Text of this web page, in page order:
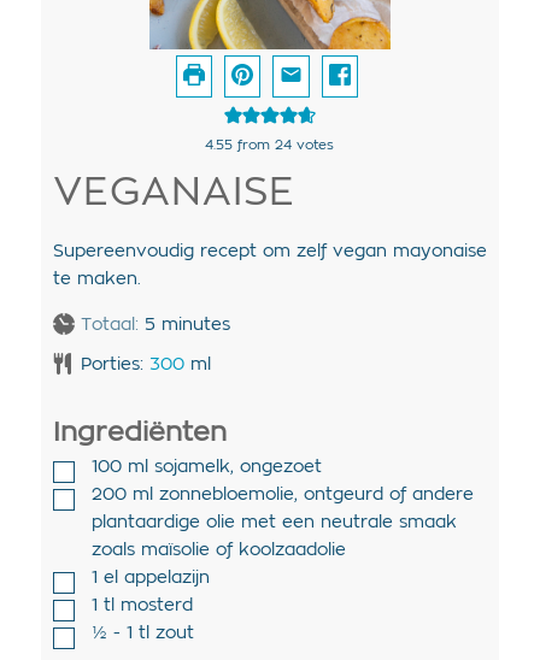
4.55 from24 votes
VEGANAISE
Supereenvoudig recept om zelf vegan mayonaise
te maken.
Totaal: 5 minutes
Porties: 300 ml
Ingrediënten
100 ml sojamelk, ongezoet
200 ml zonnebloemolie, ontgeurd of andere
plantaardige olie met een neutrale smaak
zoals maïsolie of koolzaadolie
1 el
appelazijn
1 tl
mosterd
½ - 1 tl zout